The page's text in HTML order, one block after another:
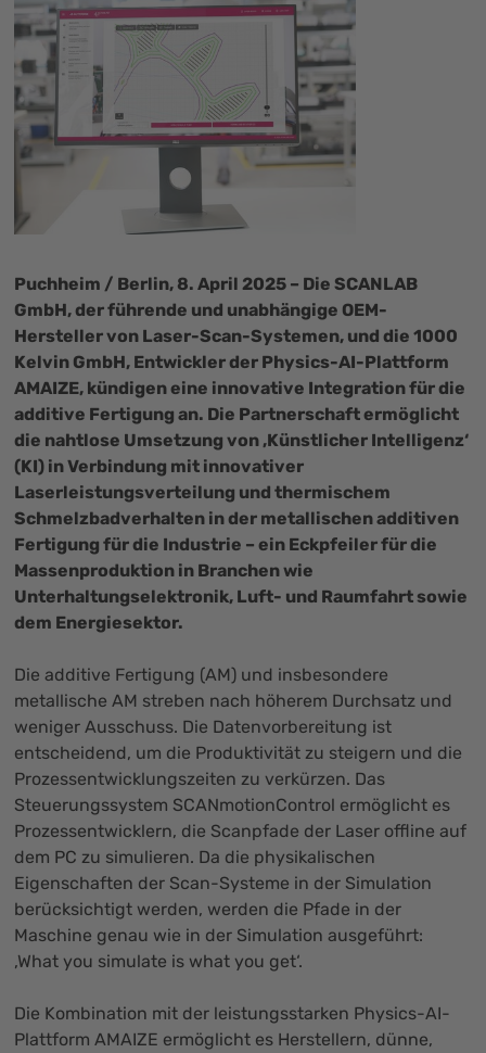
Puchheim / Berlin, 8. April 2025 – Die SCANLAB
GmbH, der führende und unabhängige OEM-
Hersteller von Laser-Scan-Systemen, und die 1000
Kelvin GmbH, Entwickler der Physics-AI-Plattform
AMAIZE, kündigen eine innovative Integration für die
additive Fertigung an. Die Partnerschaft ermöglicht
die nahtlose Umsetzung von ‚Künstlicher Intelligenz‘
(KI) in Verbindung mit innovativer
Laserleistungsverteilung und thermischem
Schmelzbadverhalten in der metallischen additiven
Fertigung für die Industrie – ein Eckpfeiler für die
Massenproduktion in Branchen wie
Unterhaltungselektronik, Luft- und Raumfahrt sowie
dem Energiesektor.
Die additive Fertigung (AM) und insbesondere
metallische AM streben nach höherem Durchsatz und
weniger Ausschuss. Die Datenvorbereitung ist
entscheidend, um die Produktivität zu steigern und die
Prozessentwicklungszeiten zu verkürzen. Das
Steuerungssystem SCANmotionControl ermöglicht es
Prozessentwicklern, die Scanpfade der Laser offline auf
dem PC zu simulieren. Da die physikalischen
Eigenschaften der Scan-Systeme in der Simulation
berücksichtigt werden, werden die Pfade in der
Maschine genau wie in der Simulation ausgeführt:
‚What you simulate is what you get‘.
Die Kombination mit der leistungsstarken Physics-AI-
Plattform AMAIZE ermöglicht es Herstellern, dünne,